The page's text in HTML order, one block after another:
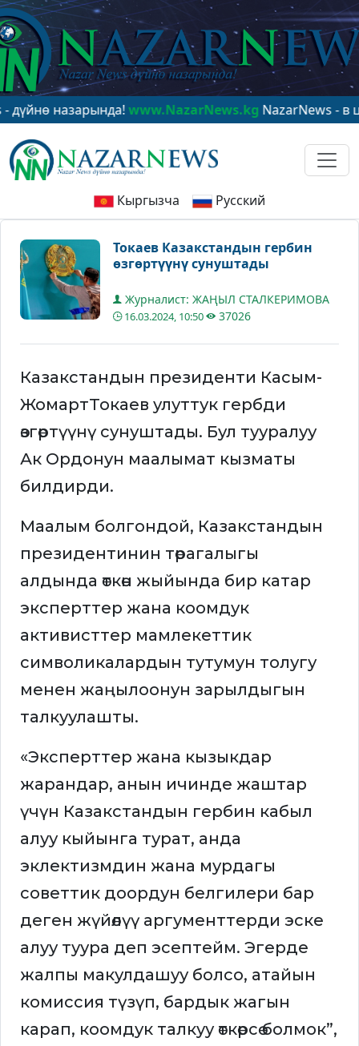
назарында!www.NazarNews.kgNazarNews - в
Кыргызча Русский
Токаев Казакстандын гербин
өзгөртүүнү сунуштады
Журналист: ЖАҢЫЛ СТАЛКЕРИМОВА
16.03.2024, 10:50 37026
Казакстандын президенти Касым-
ЖомартТокаев улуттук гербди
өзгөртүүнү сунуштады. Бул тууралуу
Ак Ордонун маалымат кызматы
билдирди.
Маалым болгондой, Казакстандын
президентинин төрагалыгы
алдында өткөн жыйында бир катар
эксперттер жана коомдук
активисттер мамлекеттик
символикалардын тутумун толугу
менен жаңылоонун зарылдыгын
талкуулашты.
«Эксперттер жана кызыкдар
жарандар, анын ичинде жаштар
үчүн Казакстандын гербин кабыл
алуу кыйынга турат, анда
эклектизмдин жана мурдагы
советтик доордун белгилери бар
деген жүйөлүү аргументтерди эске
алуу туура деп эсептейм. Эгерде
жалпы макулдашуу болсо, атайын
комиссия түзүп, бардык жагын
карап, коомдук талкуу өткөрсө болмок”,